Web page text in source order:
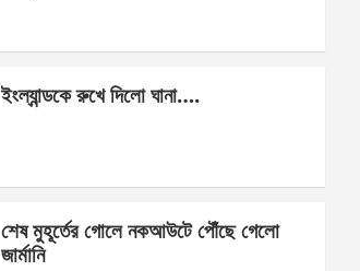
ইংল্যান্ডকে রুখে দিলো ঘানা….
শেষ মুহূর্তের গোলে নকআউটে পৌঁছে গেলো
জার্মানি